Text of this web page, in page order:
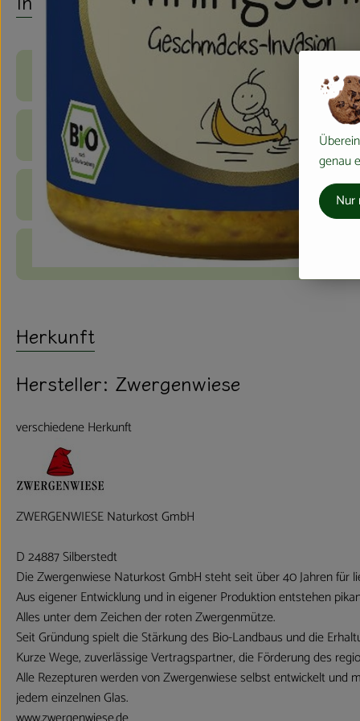
Produktinformationen
Zutaten
Nährwert-Info
Produktdatenblatt
Herkunft
Hersteller: Zwergenwiese
verschiedene Herkunft
ZWERGENWIESE Naturkost GmbH
D 24887 Silberstedt
Die Zwergenwiese Naturkost GmbH steht seit über 40 Jahren
Aus eigener Entwicklung und in eigener Produktion entstehen
Alles unter dem Zeichen der roten Zwergenmütze.
Seit Gründung spielt die Stärkung des Bio-Landbaus und die
Kurze Wege, zuverlässige Vertragspartner, die Förderung des
Alle Rezepturen werden von Zwergenwiese selbst entwickelt
jedem einzelnen Glas.
genau
Nur